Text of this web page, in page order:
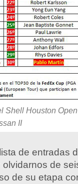
Shell Houston
II
de entradas
de
de su etapa